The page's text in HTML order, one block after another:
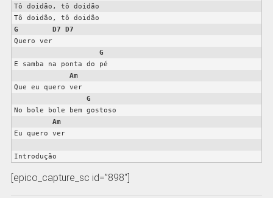
Tô doidão, tô doidão
G
D7
D7
Quero ver
G
E samba na ponta do pé
Am
Que eu quero ver
G
No bole bole bem gostoso
Am
Eu quero ver
Introdução
[epico_capture_sc id=”898″]